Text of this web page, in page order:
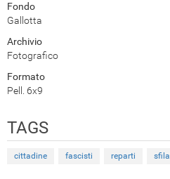
Fondo
Gallotta
Archivio
Fotografico
Formato
Pell. 6x9
TAGS
cittadine fascisti reparti